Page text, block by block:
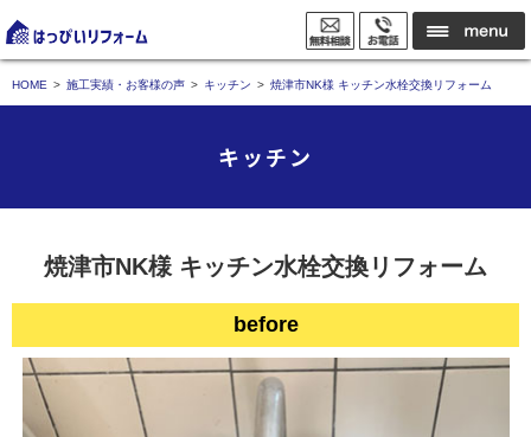
HOME 施工実績・お客様の声 キッチン 焼津市NK様 キッチン水栓交換リフォーム
キッチン
焼津市NK様 キッチン水栓交換リフォーム
before